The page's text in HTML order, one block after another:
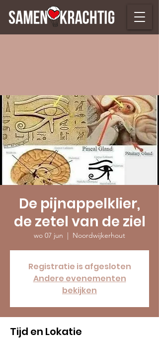
De pijnappelklier,
de zetel van de ziel
wo 07 jun
  |
Noordwijkerhout
Registratie is afgesloten
Andere evenementen
bekijken
Tijd en Lokatie